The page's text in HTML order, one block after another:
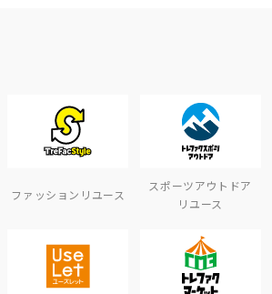
ファッションリユース
スポーツアウトドア
リユース